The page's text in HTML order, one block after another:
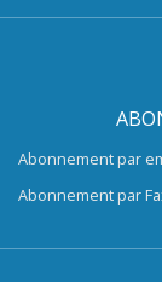
Abonnement par
Abonnement par